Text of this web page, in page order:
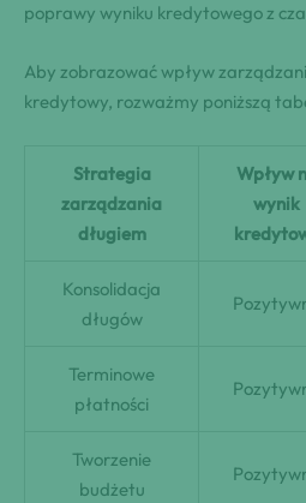
poprawy wyniku kredytowego z
Aby zobrazować wpływ
kredytowy, rozważmy poniższą
Strategia
zarządzania
długiem
Wpływ
wynik
Konsolidacja
długów
Terminowe
płatności
Tworzenie
budżetu